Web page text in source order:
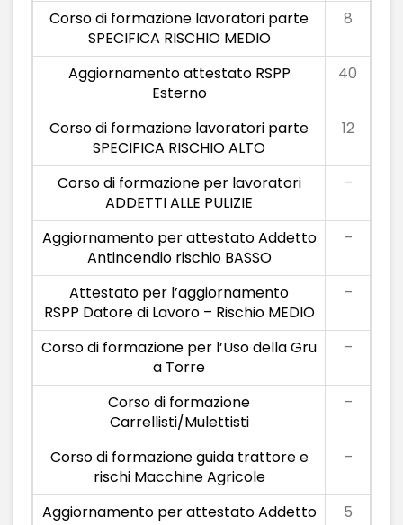
Corso di formazione lavoratori parte
SPECIFICA RISCHIO MEDIO
8
Aggiornamento attestato RSPP
Esterno
40
Corso di formazione lavoratori parte
SPECIFICA RISCHIO ALTO
12
Corso di formazione per lavoratori
ADDETTI ALLE PULIZIE
–
Aggiornamento per attestato Addetto
Antincendio rischio BASSO
–
Attestato per l’aggiornamento
RSPP Datore di Lavoro – Rischio MEDIO
–
Corso di formazione per l’Uso della Gru
a Torre
–
Corso di formazione
Carrellisti/Mulettisti
–
Corso di formazione guida trattore e
rischi Macchine Agricole
–
Aggiornamento per attestato Addetto
5